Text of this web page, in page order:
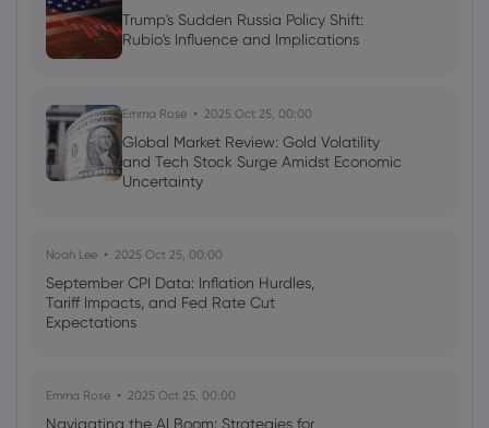
Trump's Sudden Russia Policy Shift:
Rubio's Influence and Implications
Emma Rose 2025 Oct 25, 00:00
Global Market Review: Gold Volatility
and Tech Stock Surge Amidst Economic
Uncertainty
Noah Lee 2025 Oct 25, 00:00
September CPI Data: Inflation Hurdles,
Tariff Impacts, and Fed Rate Cut
Expectations
Emma Rose 2025 Oct 25, 00:00
Navigating the AI Boom: Strategies for